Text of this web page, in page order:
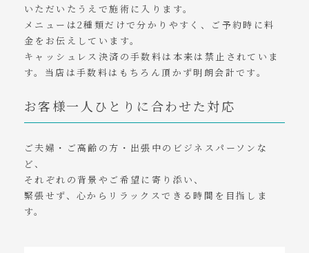
いただいたうえで施術に入ります。
メニューは2種類だけで分かりやすく、ご予約時に料
金をお伝えしています。
キャッシュレス決済の手数料は本来は禁止されていま
す。当店は手数料はもちろん頂かず明朗会計です。
お客様一人ひとりに合わせた対応
ご夫婦・ご高齢の方・出張中のビジネスパーソンな
ど、
それぞれの背景やご希望に寄り添い、
緊張せず、心からリラックスできる時間を目指しま
す。